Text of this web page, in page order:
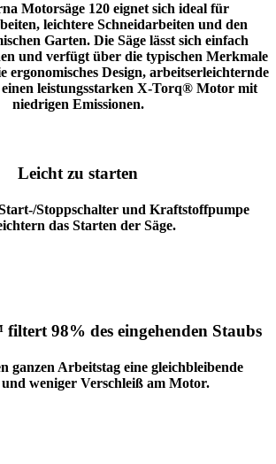
Motorsäge 120 eignet sich ideal für
leichtere Schneidarbeiten und den
Garten. Die Säge lässt sich einfach
und verfügt über die typischen Merkmale
ergonomisches Design, arbeitserleichternde
einen leistungsstarken X-Torq® Motor mit
niedrigen Emissionen.
Leicht zu starten
Stoppschalter und Kraftstoffpumpe
das Starten der Säge.
98% des eingehenden Staubs
ganzen Arbeitstag eine gleichbleibende
weniger Verschleiß am Motor.